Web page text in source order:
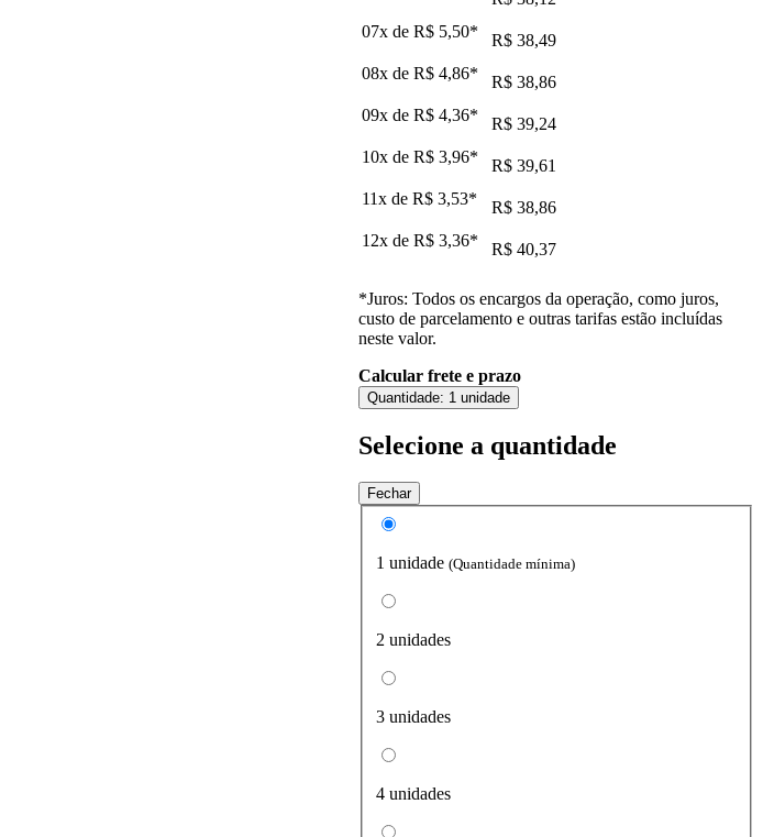
07x de R$ 5,50*
R$ 38,49
08x de R$ 4,86*
R$ 38,86
09x de R$ 4,36*
R$ 39,24
10x de R$ 3,96*
R$ 39,61
11x de R$ 3,53*
R$ 38,86
12x de R$ 3,36* R$ 40,37
*Juros: Todos os encargos da operação, como juros,
custo de parcelamento e outras tarifas estão incluídas
neste valor.
Calcular frete e prazo
Quantidade: 1 unidade
Selecione a quantidade
Fechar
1 unidade (Quantidade mínima)
2 unidades
3 unidades
4 unidades